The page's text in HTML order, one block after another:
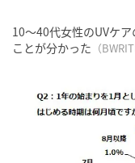
10～40代女性のUVケ
ことが分かった （